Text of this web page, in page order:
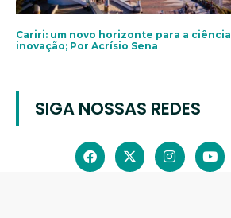
Cariri: um novo horizonte para a
inovação; Por Acrísio Sena
SIGA NOSSAS REDES